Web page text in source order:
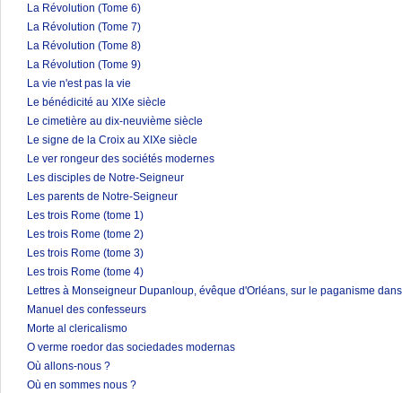
La Révolution (Tome 6)
La Révolution (Tome 7)
La Révolution (Tome 8)
La Révolution (Tome 9)
La vie n'est pas la vie
Le bénédicité au XIXe siècle
Le cimetière au dix-neuvième siècle
Le signe de la Croix au XIXe siècle
Le ver rongeur des sociétés modernes
Les disciples de Notre-Seigneur
Les parents de Notre-Seigneur
Les trois Rome (tome 1)
Les trois Rome (tome 2)
Les trois Rome (tome 3)
Les trois Rome (tome 4)
Lettres à Monseigneur Dupanloup, évêque d'Orléans, sur le paganisme
Manuel des confesseurs
Morte al clericalismo
O verme roedor das sociedades modernas
Où allons-nous ?
Où en sommes nous ?